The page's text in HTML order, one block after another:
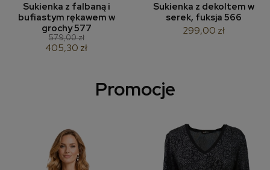
Sukienka z falbaną i
bufiastym rękawem w
grochy 577
579,00 zł
405,30 zł
Sukienka z dekoltem w
serek, fuksja 566
299,00 zł
Promocje